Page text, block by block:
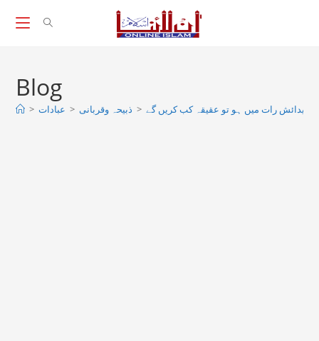
Blog
> عبادات > ذبیحہ وقربانی > پیدائش رات میں ہو تو عقیقہ کب کریں گے